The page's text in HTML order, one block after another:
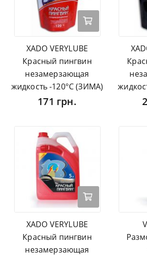
XADO VERYLUBE
Красный пингвин
незамерзающая
жидкость -120°С (ЗИМА)
171 грн.
XADO VERYLUBE
Красный пингвин
незамерзающая